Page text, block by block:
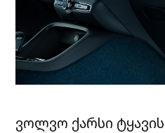
ვოლვო ქარსი